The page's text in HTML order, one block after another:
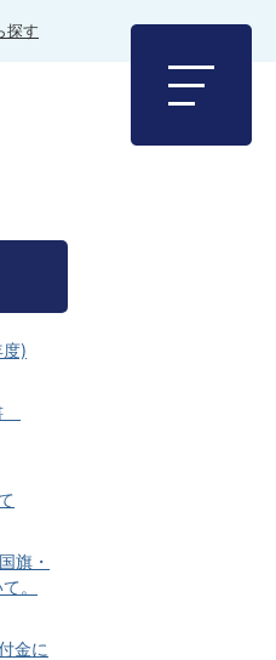
探す
)
旗・
。
金に